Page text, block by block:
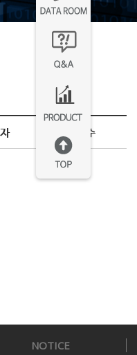
조회수
NOTICE